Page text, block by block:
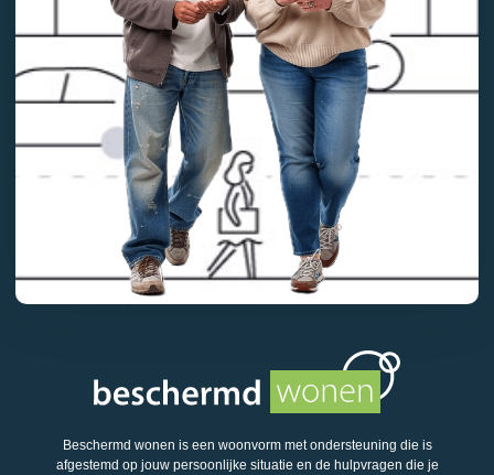
Beschermd wonen is een woonvorm met ondersteuning die is
afgestemd op jouw persoonlijke situatie en de hulpvragen die je